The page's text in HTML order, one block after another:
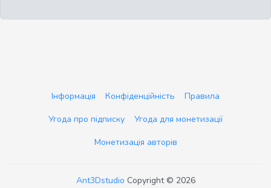
Інформація Конфіденційність
Правила
Угода про підписку
Угода для монетизації
Монетизація авторів
Ant3Dstudio Copyright © 2026